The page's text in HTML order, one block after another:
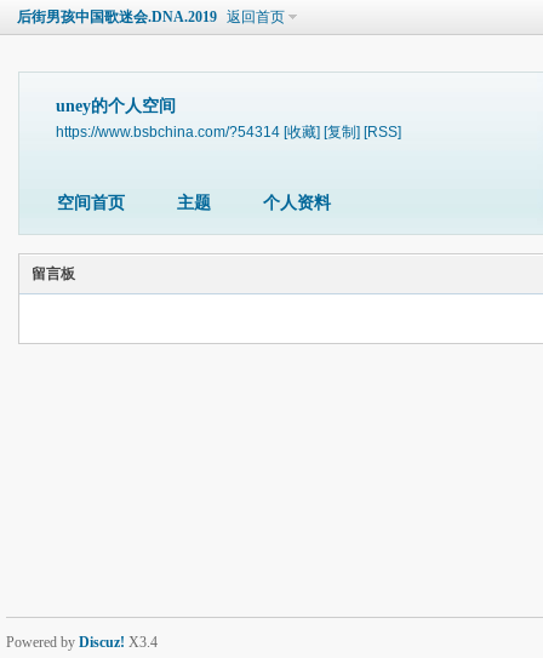
后街男孩中国歌迷会.DNA.2019 返回首页
uney的个人空间
https://www.bsbchina.com/?54314 [收藏] [复制] [RSS]
空间首页 主题 个人资料
留言板
Powered by Discuz! X3.4